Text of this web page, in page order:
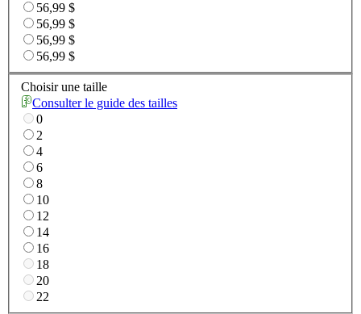
56,99 $
56,99 $
56,99 $
56,99 $
Choisir une taille
Consulter le guide des tailles
0
2
4
6
8
10
12
14
16
18
20
22